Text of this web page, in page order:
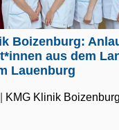
Boizenburg:
aus dem
Lauenburg
| KMG Klinik Boizenburg